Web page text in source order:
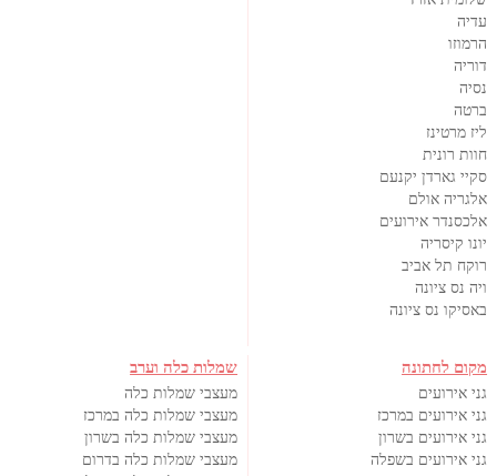
עדיה
הרמוזו
דוריה
נסיה
ברטה
ליז מרטינז
חוות רונית
סקיי גארדן יקנעם
אלגריה אולם
אלכסנדר אירועים
יונו קיסריה
רוקח תל אביב
ויה נס ציונה
באסיקו נס ציונה
מקום לחתונה
גני אירועים
גני אירועים במרכז
גני אירועים בשרון
גני אירועים בשפלה
שמלות כלה וערב
מעצבי שמלות כלה
מעצבי שמלות כלה במרכז
מעצבי שמלות כלה בשרון
מעצבי שמלות כלה בדרום